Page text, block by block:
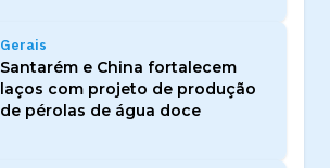
Gerais
Santarém e China fortalecem
laços com projeto de produção
de pérolas de água doce